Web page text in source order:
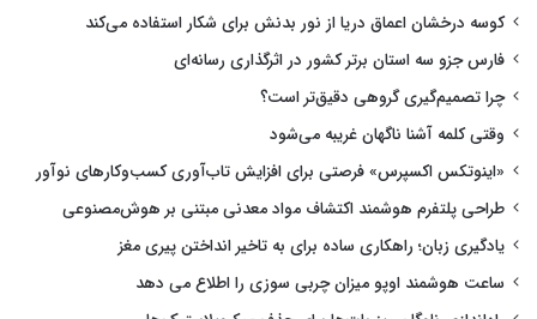
کوسه درخشان اعماق دریا از نور بدنش برای شکار استفاده می‌کند
فارس جزو سه استان برتر کشور در اثرگذاری رسانه‌ای
چرا تصمیم‌گیری گروهی دقیق‌تر است؟
وقتی کلمه آشنا ناگهان غریبه می‌شود
«اینوتکس اکسپرس» فرصتی برای افزایش تاب‌آوری کسب‌وکارهای نوآور
طراحی پلتفرم هوشمند اکتشاف مواد معدنی مبتنی بر هوش‌مصنوعی
یادگیری زبان؛ راهکاری ساده برای به تاخیر انداختن پیری مغز
ساعت هوشمند اوپو میزان چربی سوزی را اطلاع می دهد